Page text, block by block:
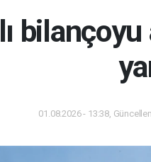
01.08.2026 - 13:38,